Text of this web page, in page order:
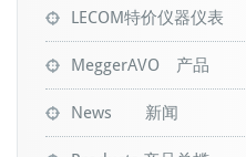
LECOM特价仪器仪表
MeggerAVO 产品
News 新闻